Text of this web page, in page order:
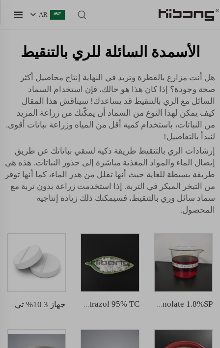
AR
الأسمدة السائلة للري بالتنقيط
هل أنت مزارع بالفطرة وتريد في النهاية إنتاج محاصيل أكثر
صحة وجودة؟ إذا كان هذا هو حالك، فإن استخدام السماد
السائل مع الري بالتنقيط قد يساعدك! سيناقش هذا المقال
كيف يمكن لهذا النوع من السماد أن يمكّنك من زراعة المزيد
من النباتات، باستخدام كمية أقل من المياه وزراعة نباتات أقوى.
لنبدأ بالتفاصيل!
إرشادات الري بالتنقيط طريقة ذكية لسقي نباتاتك عن طريق
إيصال الماء والمواد المغذية مباشرة إلى جذور النباتات. هذه هي
طريقة بسيطة للغاية حيث أنها تقلل من هدر الماء، كما أنها توفر
من التبخر المبكر في التربة. إذا استخدمت زراعة بدون تربة مع
سماد سائل وري بالتنقيط، فسيمكنك ذلك زيادة إنتاجية
المحصول.
Sodium nitrophenolate 1.8%SP
Paclobutrazol 95% TC جهاز 3 10% تي بي 10 جرام أقراص